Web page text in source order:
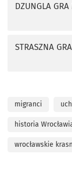
DZUNGLA
STRASZNA
migranci
historia
wrocławskie